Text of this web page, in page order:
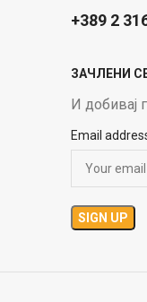
+389 2
ЗАЧЛЕНИ
И добивај
Email